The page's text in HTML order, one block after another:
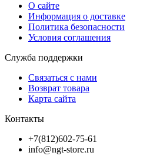
О сайте
Информация о доставке
Политика безопасности
Условия соглашения
Служба поддержки
Связаться с нами
Возврат товара
Карта сайта
Контакты
+7(812)602-75-61
info@ngt-store.ru